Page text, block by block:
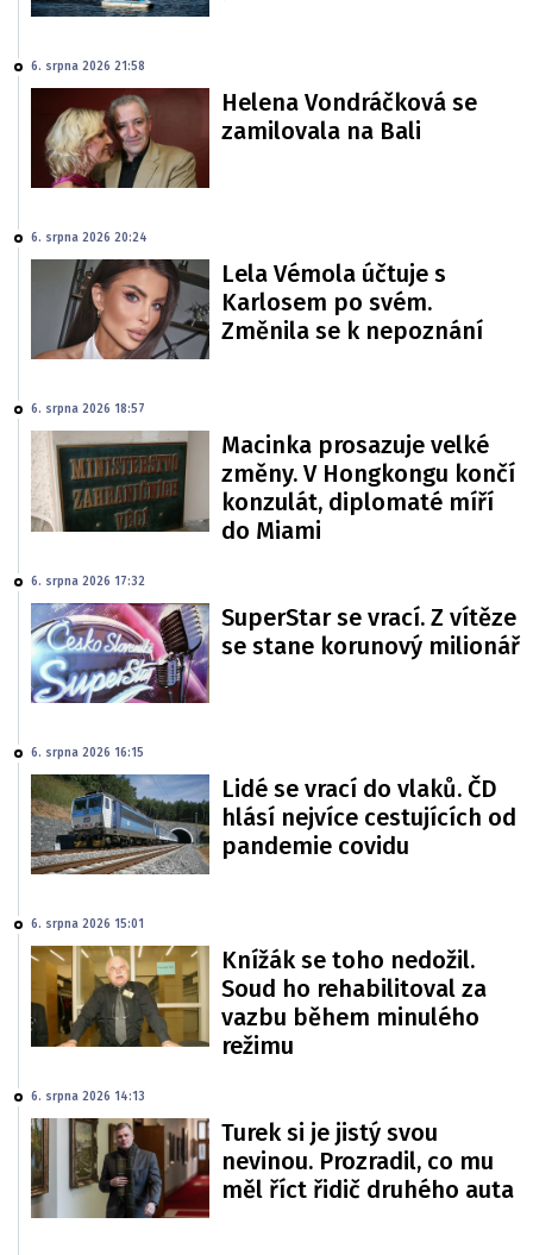
6. srpna 2026 21:58
Helena Vondráčková se
zamilovala na Bali
6. srpna 2026 20:24
Lela Vémola účtuje s
Karlosem po svém.
Změnila se k nepoznání
6. srpna 2026 18:57
Macinka prosazuje velké
změny. V Hongkongu končí
konzulát, diplomaté míří
do Miami
6. srpna 2026 17:32
SuperStar se vrací. Z vítěze
se stane korunový milionář
6. srpna 2026 16:15
Lidé se vrací do vlaků. ČD
hlásí nejvíce cestujících od
pandemie covidu
6. srpna 2026 15:01
Knížák se toho nedožil.
Soud ho rehabilitoval za
vazbu během minulého
režimu
6. srpna 2026 14:13
Turek si je jistý svou
nevinou. Prozradil, co mu
měl říct řidič druhého auta